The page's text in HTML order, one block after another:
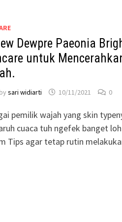
Dewpre Paeonia
untuk
by sari widiarti 10/11/2021 0
pemilik wajah yang skin
cuaca tuh ngefek banget
Tips agar tetap rutin